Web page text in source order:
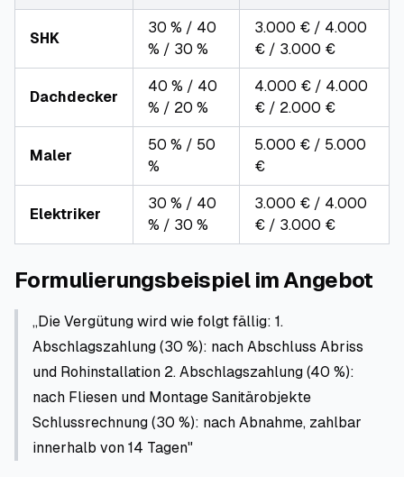
SHK
30 % / 40
% / 30 %
3.000 € / 4.000
€ / 3.000 €
Dachdecker
40 % / 40
% / 20 %
4.000 € / 4.000
€ / 2.000 €
Maler
50 % / 50
%
5.000 € / 5.000
€
Elektriker
30 % / 40
% / 30 %
3.000 € / 4.000
€ / 3.000 €
Formulierungsbeispiel im Angebot
„Die Vergütung wird wie folgt fällig: 1.
Abschlagszahlung (30 %): nach Abschluss Abriss
und Rohinstallation 2. Abschlagszahlung (40 %):
nach Fliesen und Montage Sanitärobjekte
Schlussrechnung (30 %): nach Abnahme, zahlbar
innerhalb von 14 Tagen"